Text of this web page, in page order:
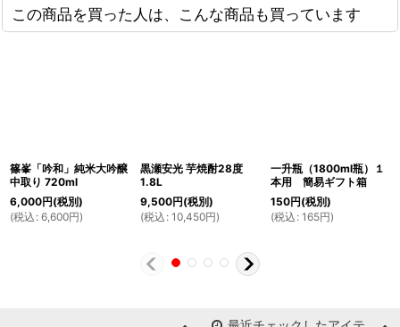
この商品を買った人は、こんな商品も買っています
篠峯「吟和」純米大吟醸
中取り 720ml
6,000円(税別)
(税込 : 6,600円)
黒瀬安光 芋焼酎28度
1.8L
9,500円(税別)
(税込 : 10,450円)
一升瓶（1800ml瓶）１
本用 簡易ギフト箱
150円(税別)
(税込 : 165円)